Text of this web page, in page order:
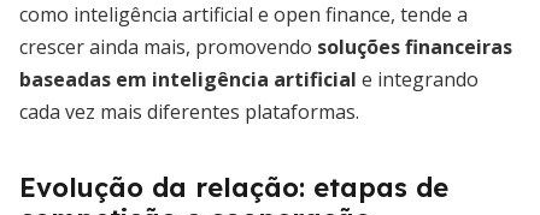
como inteligência artificial e open finance, tende a
crescer ainda mais, promovendo soluções financeiras
baseadas em inteligência artificial e integrando
cada vez mais diferentes plataformas.
Evolução da relação: etapas de